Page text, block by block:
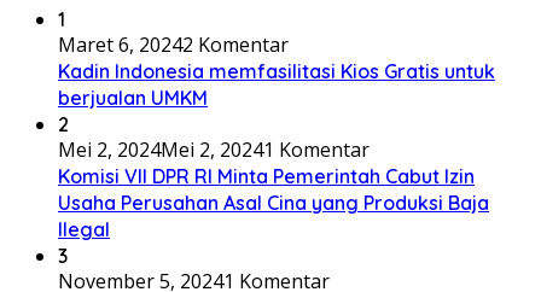
1
Maret 6, 20242 Komentar
Kadin Indonesia memfasilitasi Kios Gratis untuk
berjualan UMKM
2
Mei 2, 2024Mei 2, 20241 Komentar
Komisi VII DPR RI Minta Pemerintah Cabut Izin
Usaha Perusahan Asal Cina yang Produksi Baja
Ilegal
3
November 5, 20241 Komentar